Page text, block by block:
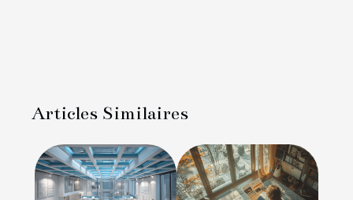
Articles Similaires